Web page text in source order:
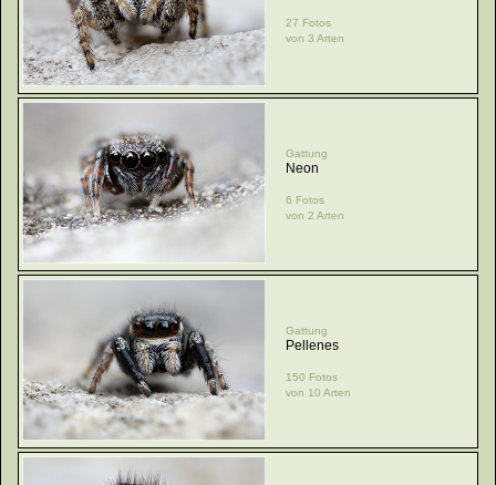
27 Fotos
von 3 Arten
Gattung
Neon
6 Fotos
von 2 Arten
Gattung
Pellenes
150 Fotos
von 10 Arten